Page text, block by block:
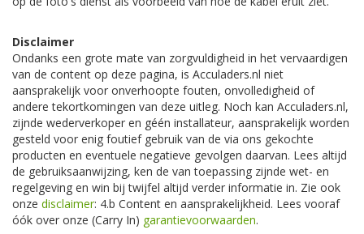
Disclaimer
Ondanks een grote mate van zorgvuldigheid in het vervaardigen
van de content op deze pagina, is Acculaders.nl niet
aansprakelijk voor onverhoopte fouten, onvolledigheid of
andere tekortkomingen van deze uitleg. Noch kan Acculaders.nl,
zijnde wederverkoper en géén installateur, aansprakelijk worden
gesteld voor enig foutief gebruik van de via ons gekochte
producten en eventuele negatieve gevolgen daarvan. Lees altijd
de gebruiksaanwijzing, ken de van toepassing zijnde wet- en
regelgeving en win bij twijfel altijd verder informatie in. Zie ook
onze disclaimer: 4.b Content en aansprakelijkheid. Lees vooraf
óók over onze (Carry In) garantievoorwaarden.